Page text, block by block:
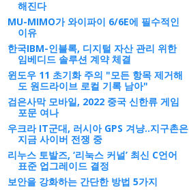
해진다
MU-MIMO가 와이파이 6/6E에 필수적인
이유
한국IBM-인블록, 디지털 자산 관리 위한
임베디드 솔루션 계약 체결
윈도우 11 초기화 주의 "모든 항목 제거해
도 원드라이브 로컬 기록 남아"
검은사막 모바일, 2022 중국 신한류 게임
포문 여나
우크라 IT군대, 러시아 GPS 겨냥..지구촌은
지금 사이버 전쟁 중
리누스 토발즈, ‘리눅스 커널’ 최신 C언어
표준 업그레이드 결정
보안을 강화하는 간단한 방법 5가지